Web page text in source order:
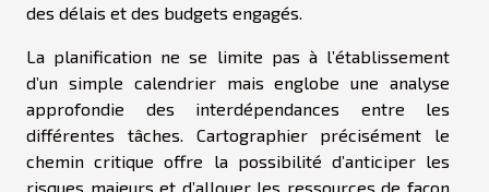
des délais et des budgets engagés.
La planification ne se limite pas à l’établissement
d’un simple calendrier mais englobe une analyse
approfondie des interdépendances entre les
différentes tâches. Cartographier précisément le
chemin critique offre la possibilité d’anticiper les
risques majeurs et d’allouer les ressources de façon